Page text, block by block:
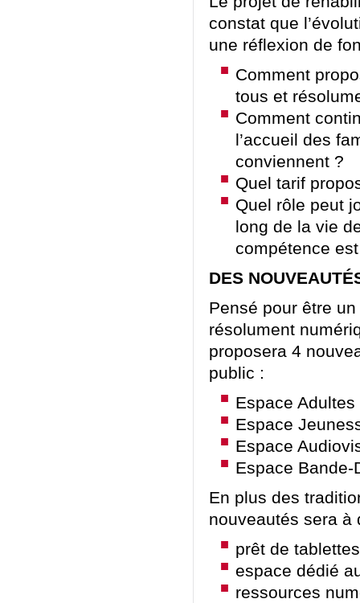
constat que
une réflexion de
Comment
tous et
Comment
l’accueil des
conviennent ?
Quel tarif
Quel rôle peut
long de la vie
compétence
DES
Pensé pour être
résolument
proposera 4
public :
Espace Adultes
Espace
Espace
Espace Bande-
En plus des
nouveautés sera à
prêt de
espace dédié
ressources